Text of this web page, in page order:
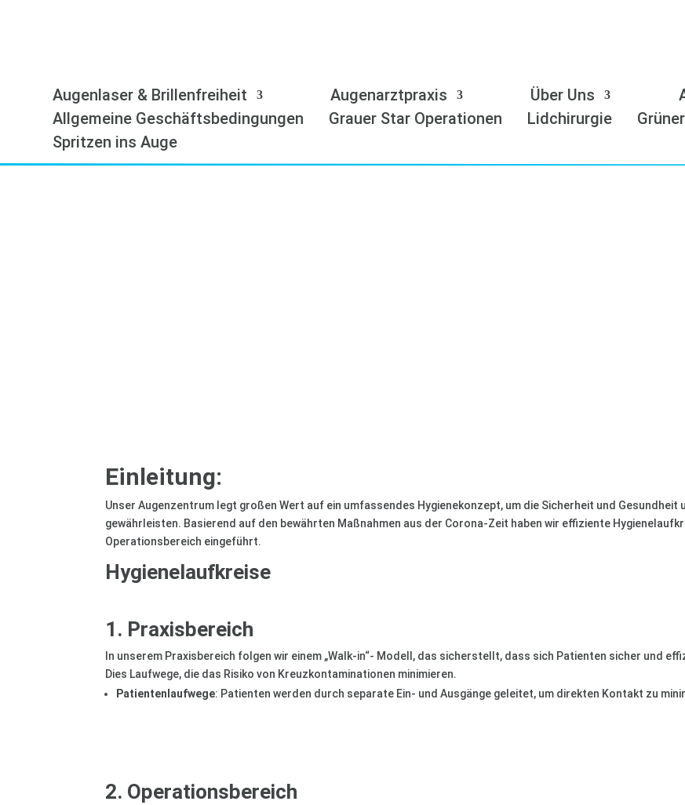
Augenlaser & Brillenfreiheit Augenarztpraxis Über Uns
Allgemeine Geschäftsbedingungen
Grauer Star Operationen Lidchirurgie
Spritzen ins Auge
Einleitung:
Unser Augenzentrum legt großen Wert auf ein umfassendes Hygienekonzept, um die Sicherheit und
gewährleisten. Basierend auf den bewährten Maßnahmen aus der Corona-Zeit haben wir effiziente
Operationsbereich eingeführt.
Hygienelaufkreise
1. Praxisbereich
In unserem Praxisbereich folgen wir einem „Walk-in“- Modell, das sicherstellt, dass sich Patienten sicher und
Dies Laufwege, die das Risiko von Kreuzkontaminationen minimieren.
Patientenlaufwege: Patienten werden durch separate Ein- und Ausgänge geleitet, um direkten Kontakt zu
2. Operationsbereich